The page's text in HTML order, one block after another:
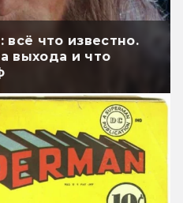
всё что известно.
выхода и что